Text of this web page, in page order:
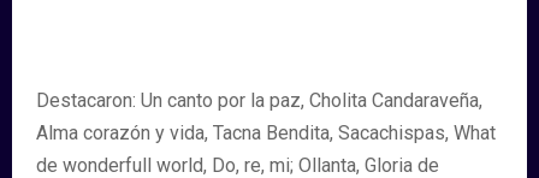
Destacaron: Un canto por la paz, Cholita Candaraveña,
Alma corazón y vida, Tacna Bendita, Sacachispas, What
de wonderfull world, Do, re, mi; Ollanta, Gloria de